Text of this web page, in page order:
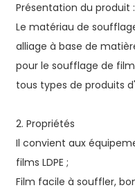
Présentation du produit :
Le matériau de
alliage à base de
pour le soufflage de
tous types de produits
2. Propriétés
Il convient aux
films LDPE ;
Film facile à souffler,